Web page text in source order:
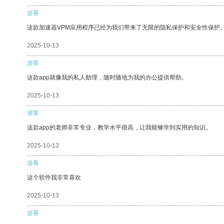
游客
这款加速器VPM应用程序已经为我们带来了无限的隐私保护和安全性保护
2025-10-13
游客
这款app就像我的私人助理，随时随地为我的办公提供帮助。
2025-10-13
游客
这款app的老师非常专业，教学水平很高，让我能够学到实用的知识。
2025-10-13
游客
这个软件我非常喜欢
2025-10-13
游客